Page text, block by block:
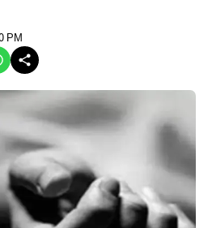
PM